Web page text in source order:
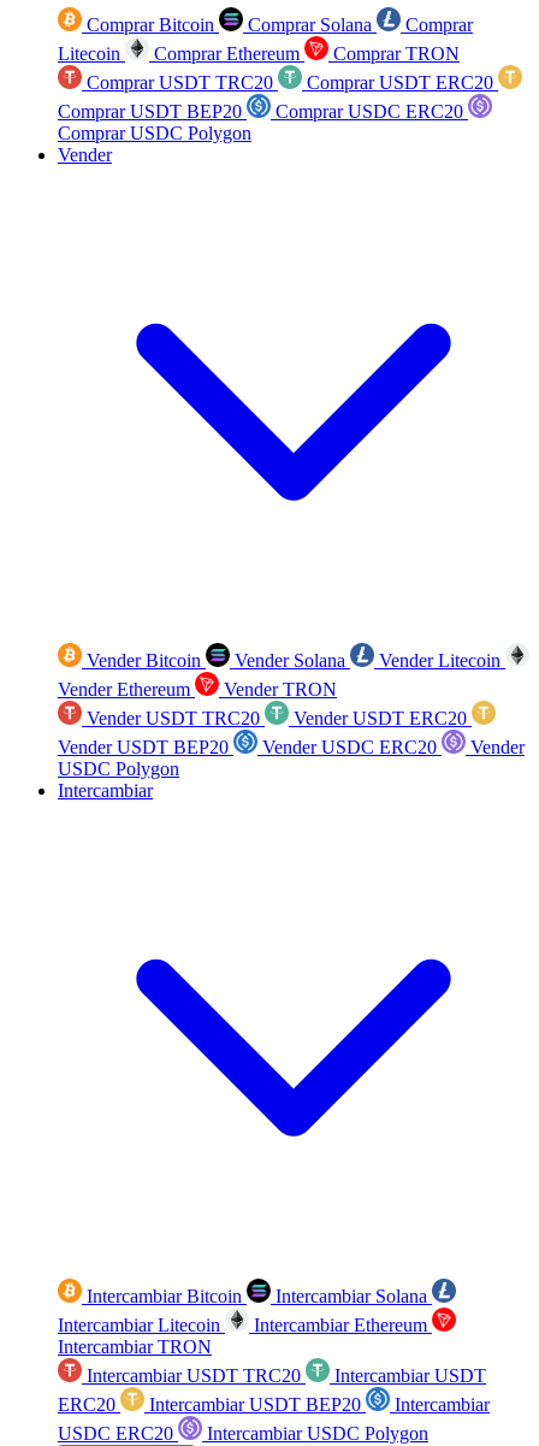
Comprar Bitcoin Comprar Solana
Comprar
Litecoin
Comprar Ethereum
Comprar TRON
Comprar USDT TRC20
Comprar USDT ERC20
Comprar USDT BEP20
Comprar USDC ERC20
Comprar USDC Polygon
Vender
Vender Bitcoin Vender Solana
Vender Litecoin
Vender Ethereum
Vender TRON
Vender USDT TRC20
Vender USDT ERC20
Vender USDT BEP20
Vender USDC ERC20
Vender
USDC Polygon
Intercambiar
Intercambiar Bitcoin
Intercambiar Solana
Intercambiar Litecoin
Intercambiar Ethereum
Intercambiar TRON
Intercambiar USDT TRC20
Intercambiar USDT
ERC20
Intercambiar USDT BEP20
Intercambiar
USDC ERC20
Intercambiar USDC Polygon